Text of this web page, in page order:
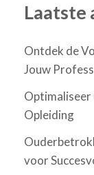
Laatste
Ontdek de
Jouw
Optimaliseer
Opleiding
voor